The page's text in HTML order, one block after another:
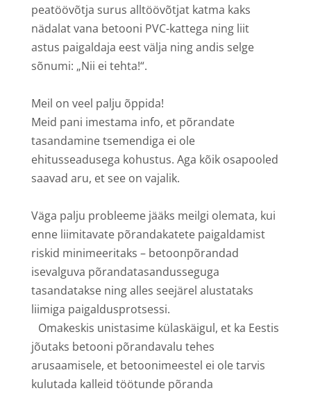
peatöövõtja surus alltöövõtjat katma kaks
nädalat vana betooni PVC-kattega ning liit
astus paigaldaja eest välja ning andis selge
sõnumi: „Nii ei tehta!“.
Meil on veel palju õppida!
Meid pani imestama info, et põrandate
tasandamine tsemendiga ei ole
ehitusseadusega kohustus. Aga kõik osapooled
saavad aru, et see on vajalik.
Väga palju probleeme jääks meilgi olemata, kui
enne liimitavate põrandakatete paigaldamist
riskid minimeeritaks – betoonpõrandad
isevalguva põrandatasandusseguga
tasandatakse ning alles seejärel alustataks
liimiga paigaldusprotsessi.
Omakeskis unistasime külaskäigul, et ka Eestis
jõutaks betooni põrandavalu tehes
arusaamisele, et betoonimeestel ei ole tarvis
kulutada kalleid töötunde põranda